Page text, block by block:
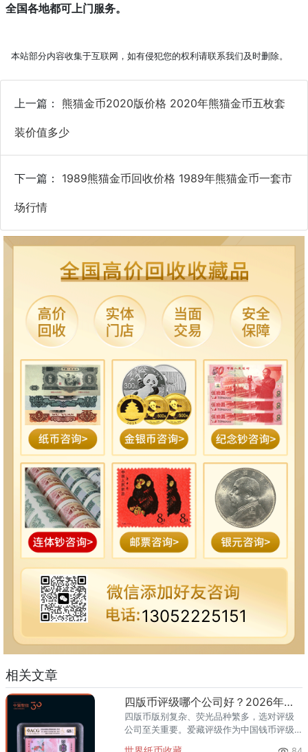
全国各地都可上门服务。
本站部分内容收集于互联网，如有侵犯您的权利请联系我们及时删除。
上一篇： 熊猫金币2020版价格 2020年熊猫金币五枚套
装价值多少
下一篇： 1989熊猫金币回收价格 1989年熊猫金币一套市
场行情
13052225151
相关文章
四版币评级哪个公司好？2026年最全指南
四版币版别复杂、荧光品种繁多，选对评级
公司至关重要。爱藏评级作为中国钱币评级